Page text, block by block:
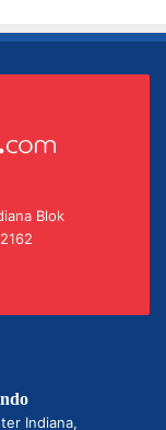
Blok
Indiana,